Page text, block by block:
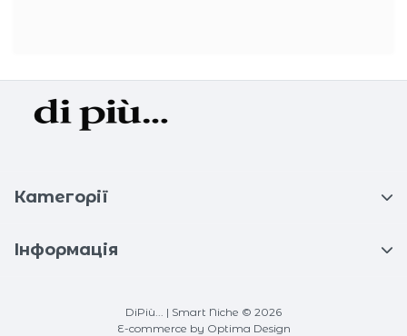
Категорії
Інформація
DiPiù... | Smart Niche © 2026
E-commerce by Optima Design